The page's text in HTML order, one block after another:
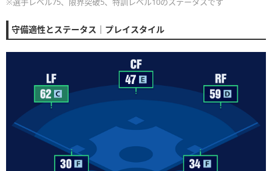
守備適性とステータス｜プレイスタイル